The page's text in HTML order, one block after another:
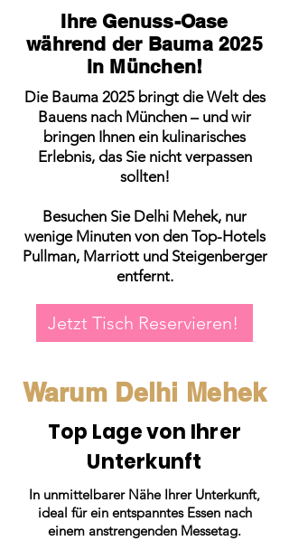
Ihre Genuss-Oase
während der Bauma 2025
in München!
Die Bauma 2025 bringt die Welt des
Bauens nach München – und wir
bringen Ihnen ein kulinarisches
Erlebnis, das Sie nicht verpassen
sollten!
Besuchen Sie Delhi Mehek, nur
wenige Minuten von den Top-Hotels
Pullman, Marriott und Steigenberger
entfernt.
Jetzt Tisch Reservieren!
Warum Delhi Mehek
Top Lage von Ihrer
Unterkunft
In unmittelbarer Nähe Ihrer Unterkunft,
ideal für ein entspanntes Essen nach
einem anstrengenden Messetag.